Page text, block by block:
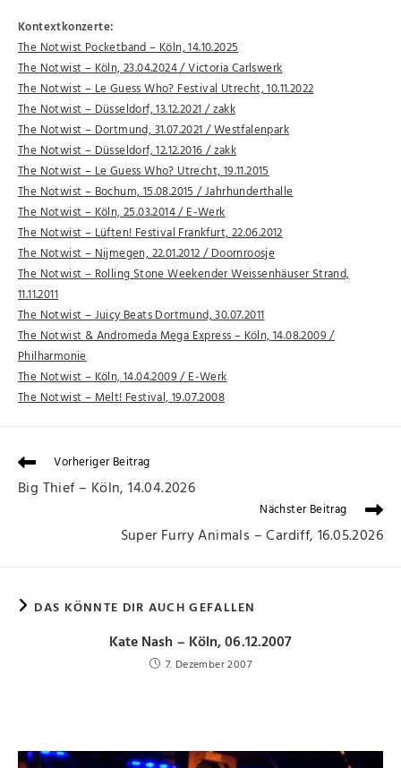
Kontextkonzerte:
The Notwist Pocketband – Köln, 14.10.2025
The Notwist – Köln, 23.04.2024 / Victoria Carlswerk
The Notwist – Le Guess Who? Festival Utrecht, 10.11.2022
The Notwist – Düsseldorf, 13.12.2021 / zakk
The Notwist – Dortmund, 31.07.2021 / Westfalenpark
The Notwist – Düsseldorf, 12.12.2016 / zakk
The Notwist – Le Guess Who? Utrecht, 19.11.2015
The Notwist – Bochum, 15.08.2015 / Jahrhunderthalle
The Notwist – Köln, 25.03.2014 / E-Werk
The Notwist – Lüften! Festival Frankfurt, 22.06.2012
The Notwist – Nijmegen, 22.01.2012 / Doornroosje
The Notwist – Rolling Stone Weekender Weissenhäuser Strand,
11.11.2011
The Notwist – Juicy Beats Dortmund, 30.07.2011
The Notwist & Andromeda Mega Express – Köln, 14.08.2009 /
Philharmonie
The Notwist – Köln, 14.04.2009 / E-Werk
The Notwist – Melt! Festival, 19.07.2008
Vorheriger Beitrag
Big Thief – Köln, 14.04.2026
Nächster Beitrag
Super Furry Animals – Cardiff, 16.05.2026
DAS KÖNNTE DIR AUCH GEFALLEN
Kate Nash – Köln, 06.12.2007
7. Dezember 2007